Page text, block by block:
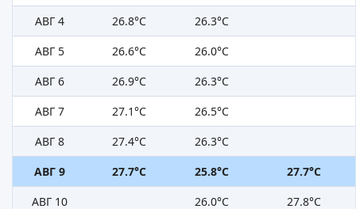
АВГ 4
26.8°C
26.3°C
АВГ 5
26.6°C
26.0°C
АВГ 6
26.9°C
26.3°C
АВГ 7
27.1°C
26.5°C
АВГ 8
27.4°C
26.3°C
АВГ 9
27.7°C 25.8°C
27.7°C
АВГ 10
26.0°C
27.8°C